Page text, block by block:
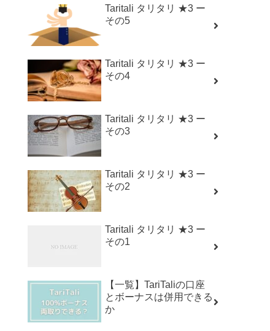
Taritali タリタリ ★3 ー
その5
Taritali タリタリ ★3 ー
その4
Taritali タリタリ ★3 ー
その3
Taritali タリタリ ★3 ー
その2
Taritali タリタリ ★3 ー
その1
【一覧】TariTaliの口座
とボーナスは併用できる
か